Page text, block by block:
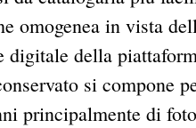
omogenea in vista
digitale della
si compone
principalmente di